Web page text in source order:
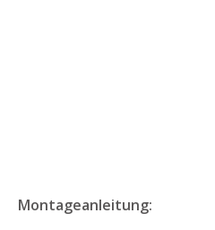
Montageanleitung: